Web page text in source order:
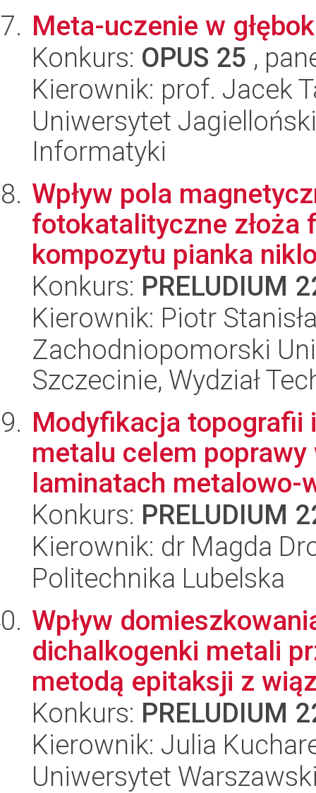
Meta-uczenie w
Konkurs: OPUS 25 ,
Kierownik: prof. Jacek
Uniwersytet
Informatyki
Wpływ pola
fotokatalityczne złoża
kompozytu pianka
Konkurs: PRELUDIUM
Kierownik: Piotr
Zachodniopomorski
Szczecinie, Wydział
Modyfikacja topografii
metalu celem poprawy
laminatach metalowo-
Konkurs: PRELUDIUM
Kierownik: dr Magda
Politechnika Lubelska
Wpływ
dichalkogenki metali
metodą epitaksji z
Konkurs: PRELUDIUM
Kierownik: Julia
Uniwersytet